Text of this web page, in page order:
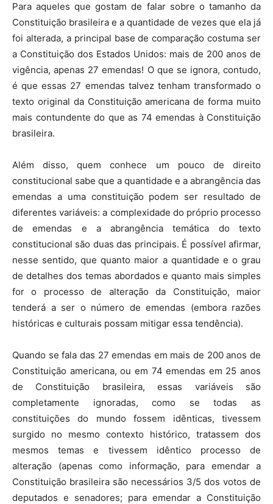
Para aqueles que gostam de falar sobre o tamanho da
Constituição brasileira e a quantidade de vezes que ela já
foi alterada, a principal base de comparação costuma ser
a Constituição dos Estados Unidos: mais de 200 anos de
vigência, apenas 27 emendas! O que se ignora, contudo,
é que essas 27 emendas talvez tenham transformado o
texto original da Constituição americana de forma muito
mais contundente do que as 74 emendas à Constituição
brasileira.
Além disso, quem conhece um pouco de direito
constitucional sabe que a quantidade e a abrangência das
emendas a uma constituição podem ser resultado de
diferentes variáveis: a complexidade do próprio processo
de emendas e a abrangência temática do texto
constitucional são duas das principais. É possível afirmar,
nesse sentido, que quanto maior a quantidade e o grau
de detalhes dos temas abordados e quanto mais simples
for o processo de alteração da Constituição, maior
tenderá a ser o número de emendas (embora razões
históricas e culturais possam mitigar essa tendência).
Quando se fala das 27 emendas em mais de 200 anos de
Constituição americana, ou em 74 emendas em 25 anos
de Constituição brasileira, essas variáveis são
completamente ignoradas, como se todas as
constituições do mundo fossem idênticas, tivessem
surgido no mesmo contexto histórico, tratassem dos
mesmos temas e tivessem idêntico processo de
alteração (apenas como informação, para emendar a
Constituição brasileira são necessários 3/5 dos votos de
deputados e senadores; para emendar a Constituição